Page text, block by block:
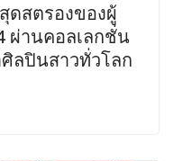
ดสตรองของผู้
ผ่านคอลเลกชั่น
ศิลปินสาวทั่วโลก